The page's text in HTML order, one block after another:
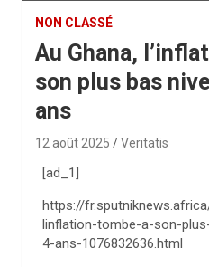
NON CLASSÉ
Au Ghana,
son plus bas
ans
12 août 2025 Veritatis
[ad_1]
https://
linflation-tombe-a-son-
4-ans-1076832636.html